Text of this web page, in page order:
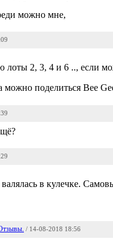
можно мне,
лоты 2, 3, 4 и 6 .., если
поделиться Bee
в кулечке.
/ 14-08-2018 18:56